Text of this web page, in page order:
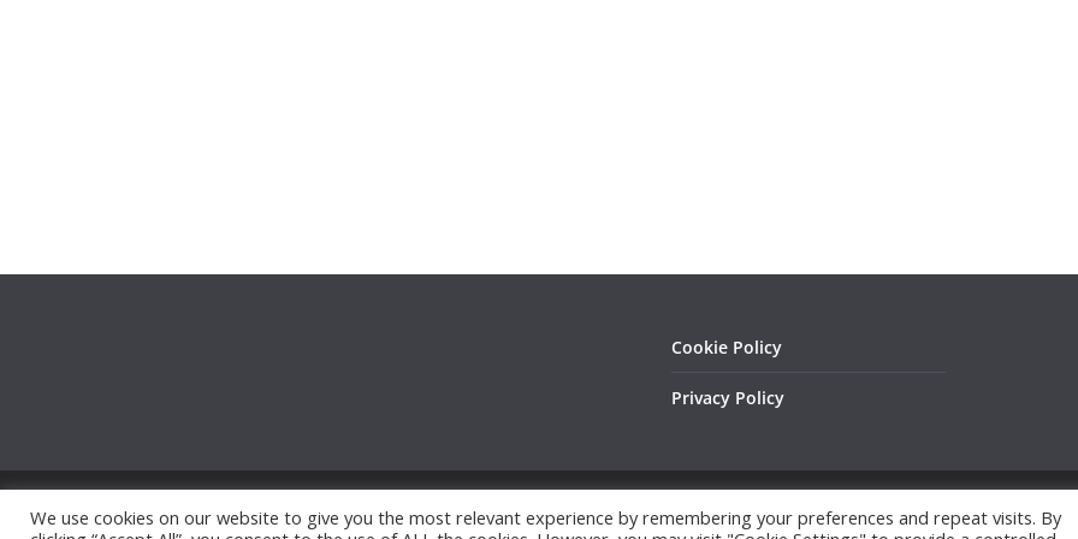
Cookie Policy
Privacy Policy
Copyright © 2026Thephotowall . All rights reserved.
We use cookies on our website to give you the most relevant experience by remembering your preferences and repeat visits. By